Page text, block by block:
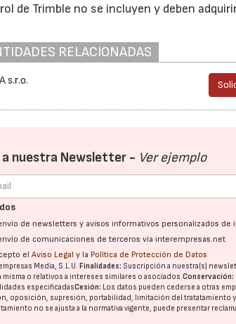
de Trimble no se incluyen y deben
RELACIONADAS
s.r.o.
a nuestra Newsletter - Ver ejemplo
de newsletters y avisos informativos personalizados de
de comunicaciones de terceros vía interempresas.net
elAviso Legal y la Política de Protección de Datos
Media, S.L.U.Finalidades: Suscripción a nuestra(s)
o relativos a intereses similares o asociados.Conservación:
especificadasCesión: Los datos pueden cederse a otras
oposición, supresión, portabilidad, limitación del tratatamiento
no se ajusta a la normativa vigente, puede presentar